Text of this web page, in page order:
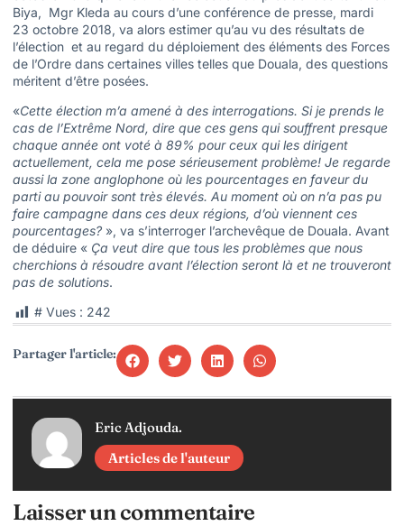
Biya, Mgr Kleda au cours d’une conférence de presse, mardi
23 octobre 2018, va alors estimer qu’au vu des résultats de
l’élection et au regard du déploiement des éléments des Forces
de l’Ordre dans certaines villes telles que Douala, des questions
méritent d’être posées.
«Cette élection m’a amené à des interrogations. Si je prends le
cas de l’Extrême Nord, dire que ces gens qui souffrent presque
chaque année ont voté à 89% pour ceux qui les dirigent
actuellement, cela me pose sérieusement problème! Je regarde
aussi la zone anglophone où les pourcentages en faveur du
parti au pouvoir sont très élevés. Au moment où on n’a pas pu
faire campagne dans ces deux régions, d’où viennent ces
pourcentages? », va s’interroger l’archevêque de Douala. Avant
de déduire « Ça veut dire que tous les problèmes que nous
cherchions à résoudre avant l’élection seront là et ne trouveront
pas de solutions.
# Vues : 242
Partager l'article:
Eric Adjouda.
Articles de l'auteur
Laisser un commentaire